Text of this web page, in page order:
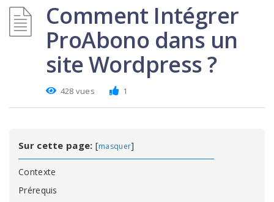
Comment Intégrer
ProAbono dans un
site Wordpress ?
428 vues 1
Sur cette page: [masquer]
Contexte
Prérequis